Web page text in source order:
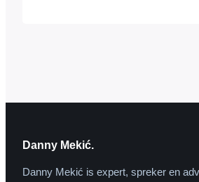
langer door de partij in…
Danny Mekić.
Danny Mekić is expert, spreker en